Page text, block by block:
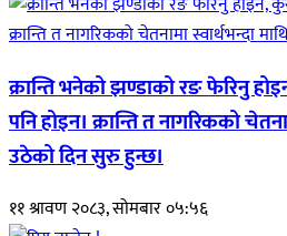
क्रान्ति भनेको झण्डाको रङ फेरिनु
पनि होइन। क्रान्ति त नागरिकको
उठेको दिन सुरु हुन्छ।
११ श्रावण २०८३, सोमबार ०५:५६